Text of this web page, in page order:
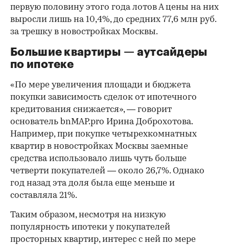
первую половину этого года лотов А цены на них
выросли лишь на 10,4%, до средних 77,6 млн руб.
за трешку в новостройках Москвы.
Большие квартиры — аутсайдеры
по ипотеке
«По мере увеличения площади и бюджета
покупки зависимость сделок от ипотечного
кредитования снижается», — говорит
основатель bnMAP.pro Ирина Доброхотова.
Например, при покупке четырехкомнатных
квартир в новостройках Москвы заемные
средства использовало лишь чуть больше
четверти покупателей — около 26,7%. Однако
год назад эта доля была еще меньше и
составляла 21%.
Таким образом, несмотря на низкую
популярность ипотеки у покупателей
просторных квартир, интерес с ней по мере